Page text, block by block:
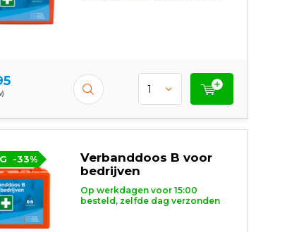
Verbanddoos B voor
bedrijven
Op werkdagen voor 15:00
besteld, zelfde dag verzonden
-33%